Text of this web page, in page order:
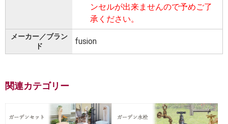
ンセルが出来ませんので予めご了
承ください。
メーカー／ブラン
ド
fusion
関連カテゴリー